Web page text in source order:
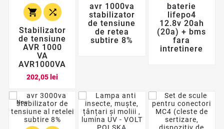
 
Stabilizator
de tensiune
AVR 1000
VA
AVR1000VA
202,05 lei
avr 1000va
stabilizator
de tensiune
de retea
subtire 8%
baterie
lifepo4
12.8v 20ah
(20a) + bms
fara
intretinere
Nou